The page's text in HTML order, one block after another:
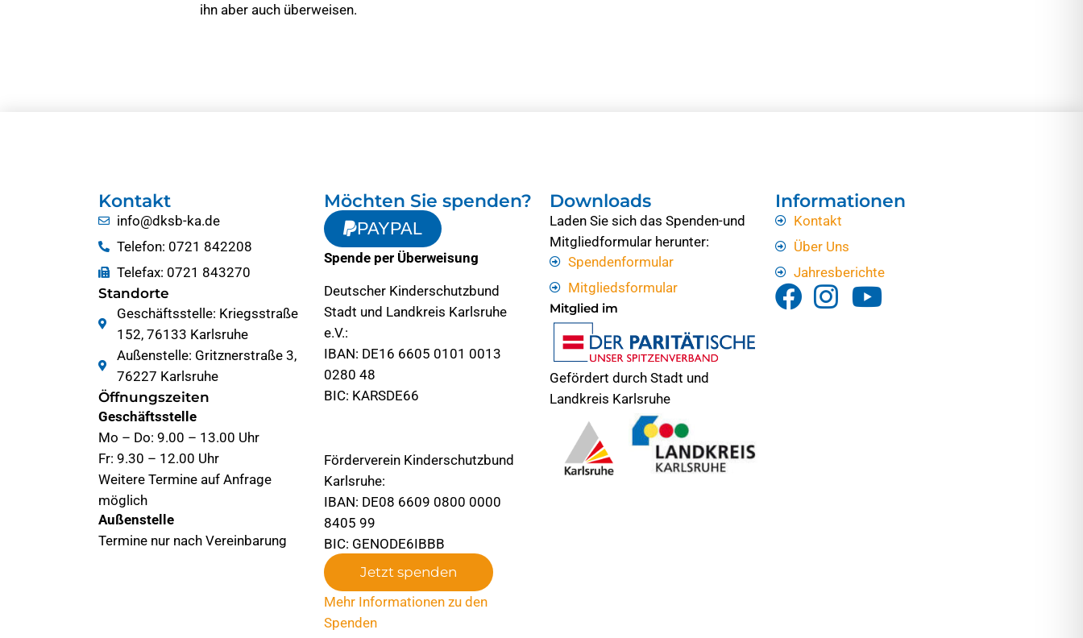
ihn aber auch überweisen.
Kontakt
info@dksb-ka.de
Telefon: 0721 842208
Telefax: 0721 843270
Standorte
Geschäftsstelle: Kriegsstraße
152, 76133 Karlsruhe
Außenstelle: Gritznerstraße 3,
76227 Karlsruhe
Öffnungszeiten
Geschäftsstelle
Mo – Do: 9.00 – 13.00 Uhr
Fr: 9.30 – 12.00 Uhr
Weitere Termine auf Anfrage
möglich
Außenstelle
Termine nur nach Vereinbarung
Möchten Sie spenden?
PAYPAL
Spende per Überweisung
Deutscher Kinderschutzbund
Stadt und Landkreis Karlsruhe
e.V.:
IBAN: DE16 6605 0101 0013
0280 48
BIC: KARSDE66
Förderverein Kinderschutzbund
Karlsruhe:
IBAN: DE08 6609 0800 0000
8405 99
BIC: GENODE6IBBB
Jetzt spenden
Mehr Informationen zu den
Spenden
Downloads
Laden Sie sich das Spenden-und
Mitgliedformular herunter:
Spendenformular
Mitgliedsformular
Mitglied im
Gefördert durch Stadt und
Landkreis Karlsruhe
Informationen
Kontakt
Über Uns
Jahresberichte